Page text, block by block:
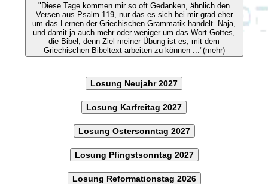
"Diese Tage kommen mir so oft Gedanken, ähnlich den
Versen aus Psalm 119, nur das es sich bei mir grad eher
um das Lernen der Griechischen Grammatik handelt. Naja,
und damit ja auch mehr oder weniger um das Wort Gottes,
die Bibel, denn Ziel meiner Übung ist es, mit dem
Griechischen Bibeltext arbeiten zu können ..."(mehr)
Losung Neujahr 2027
Losung Karfreitag 2027
Losung Ostersonntag 2027
Losung Pfingstsonntag 2027
Losung Reformationstag 2026